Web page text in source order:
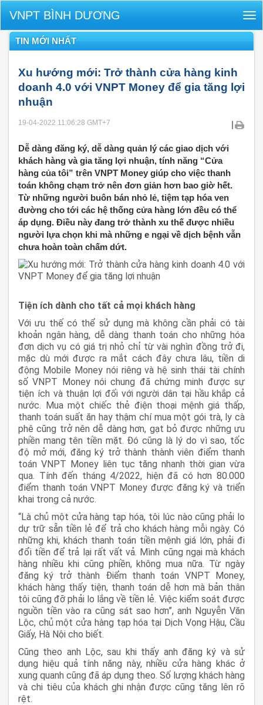
VNPT BÌNH DƯƠNG
TIN MỚI NHẤT
Xu hướng mới: Trở thành cửa hàng kinh
doanh 4.0 với VNPT Money để gia tăng lợi
nhuận
19-04-2022 11:06:28 GMT+7 |
Dễ dàng đăng ký, dễ dàng quản lý các giao dịch với
khách hàng và gia tăng lợi nhuận, tính năng “Cửa
hàng của tôi” trên VNPT Money giúp cho việc thanh
toán không chạm trở nên đơn giản hơn bao giờ hết.
Từ những người buôn bán nhỏ lẻ, tiệm tạp hóa ven
đường cho tới các hệ thống cửa hàng lớn đều có thể
áp dụng. Điều này đang trở thành xu thế được nhiều
người lựa chọn khi mà những e ngại về dịch bệnh vẫn
chưa hoàn toàn chấm dứt.
Tiện ích dành cho tất cả mọi khách hàng
Với ưu thế có thể sử dụng mà không cần phải có tài
khoản ngân hàng, dễ dàng thanh toán cho những hóa
đơn dịch vụ có giá trị nhỏ chỉ từ vài nghìn đồng trở đi,
mặc dù mới được ra mắt cách đây chưa lâu, tiền di
động Mobile Money nói riêng và hệ sinh thái tài chính
số VNPT Money nói chung đã chứng minh được sự
tiện ích và thuận lợi đối với người dân tại hầu khắp cả
nước. Mua một chiếc thẻ điện thoại mệnh giá thấp,
thanh toán suất ăn hay thậm chí mua một gói trà, ly cà
phê cũng trở nên dễ dàng hơn, gạt bỏ được những ưu
phiền mang tên tiền mặt. Đó cũng là lý do vì sao, tốc
độ mở mới, đăng ký trở thành thành viên điểm thanh
toán VNPT Money liên tục tăng nhanh thời gian vừa
qua. Tính đến tháng 4/2022, hiện đã có hơn 80.000
điểm thanh toán VNPT Money được đăng ký và triển
khai trong cả nước.
“Là chủ một cửa hàng tạp hóa, tôi lúc nào cũng phải lo
dự trữ sẵn tiền lẻ để trả cho khách hàng mỗi ngày. Có
những khi, khách thanh toán tiền mệnh giá lớn, phải đi
đổi tiền để trả lại rất vất vả. Mình cũng ngại mà khách
hàng nhiều khi cũng phiền, không mua nữa. Từ ngày
đăng ký trở thành Điểm thanh toán VNPT Money,
khách hàng thấy tiện, thanh toán dễ hơn mà bản thân
tôi cũng đỡ phải lo lắng về tiền lẻ. Việc kiểm soát được
nguồn tiền vào ra cũng sát sao hơn”, anh Nguyễn Văn
Lộc, chủ một cửa hàng tạp hóa tại Dịch Vọng Hậu, Cầu
Giấy, Hà Nội cho biết.
Cũng theo anh Lộc, sau khi thấy anh đăng ký và sử
dụng hiệu quả tính năng này, nhiều cửa hàng khác ở
xung quanh cũng đã áp dụng theo. Số lượng khách hàng
và chi tiêu của khách ghi nhận được cũng tăng lên rõ
rệt.